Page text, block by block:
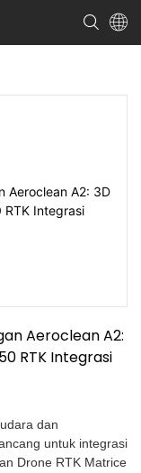
Aeroclean A2:
RTK Integrasi
dan
untuk integrasi
Drone RTK Matrice